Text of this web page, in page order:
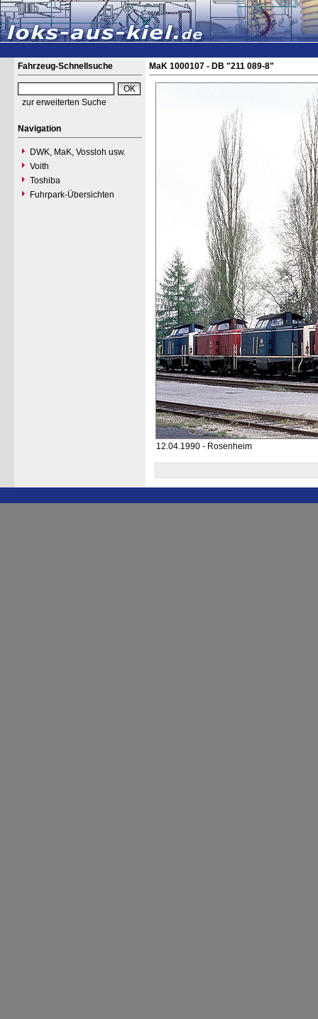
Fahrzeug-Schnellsuche
zur erweiterten Suche
Navigation
DWK, MaK, Vossloh usw.
Voith
Toshiba
Fuhrpark-Übersichten
MaK 1000107 - DB "211 089-8"
12.04.1990 - Rosenheim